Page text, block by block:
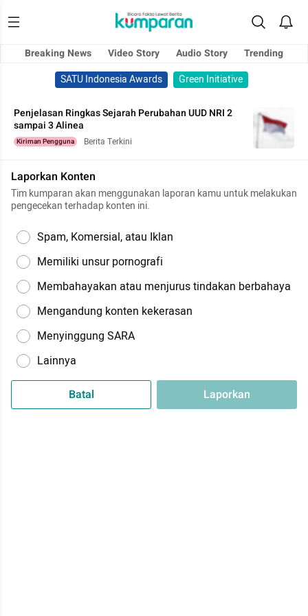
Breaking News Video Story Audio Story
Trending
SATU Indonesia Awards
Green Initiative
Penjelasan Ringkas Sejarah Perubahan UUD NRI 2
sampai 3 Alinea
Kiriman Pengguna Berita Terkini
Laporkan Konten
Tim kumparan akan menggunakan laporan kamu untuk melakukan
pengecekan terhadap konten ini.
Spam, Komersial, atau Iklan
Memiliki unsur pornografi
Membahayakan atau menjurus tindakan berbahaya
Mengandung konten kekerasan
Menyinggung SARA
Lainnya
Batal Laporkan